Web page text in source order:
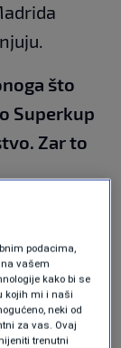
što
Superkup
Zar to
mandat na
Milošević
podacima,
vašem
kako bi se
kojih mi i naši
neki od
za vas. Ovaj
trenutni